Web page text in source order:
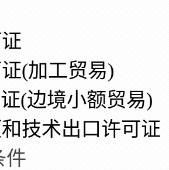
(加工贸易)
(边境小额贸易)
技术出口许可证
件